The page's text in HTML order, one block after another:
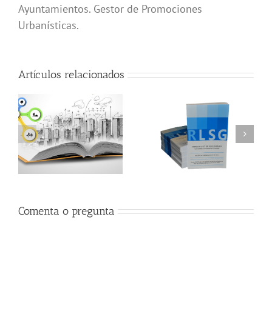
Ayuntamientos. Gestor de Promociones
Urbanísticas.
Artículos relacionados
Comenta o pregunta